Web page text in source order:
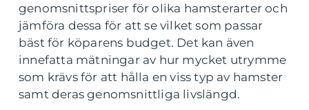
genomsnittspriser för olika hamsterarter och
jämföra dessa för att se vilket som passar
bäst för köparens budget. Det kan även
innefatta mätningar av hur mycket utrymme
som krävs för att hålla en viss typ av hamster
samt deras genomsnittliga livslängd.